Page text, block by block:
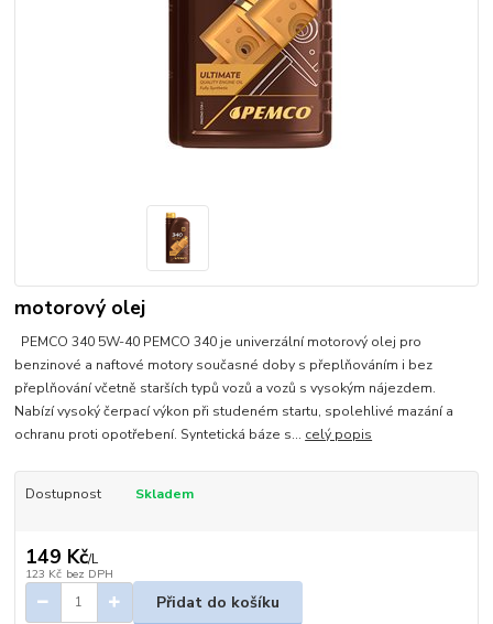
motorový olej
PEMCO 340 5W-40 PEMCO 340 je univerzální motorový olej pro
benzinové a naftové motory současné doby s přeplňováním i bez
přeplňování včetně starších typů vozů a vozů s vysokým nájezdem.
Nabízí vysoký čerpací výkon při studeném startu, spolehlivé mazání a
ochranu proti opotřebení. Syntetická báze s... celý popis
Dostupnost Skladem
149 Kč/L
123 Kč bez DPH
Přidat do košíku